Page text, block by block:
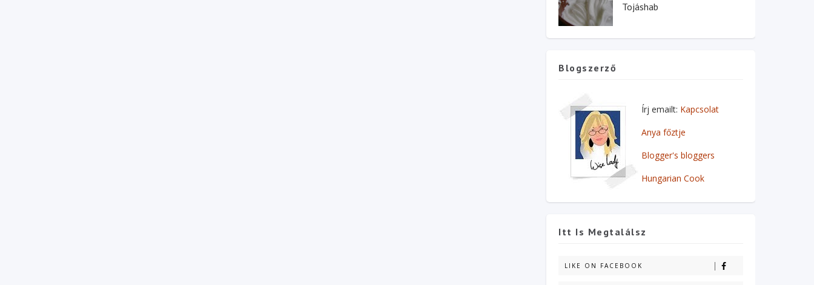
Tojáshab
Blogszerző
Írj emailt: Kapcsolat
Anya főztje
Blogger's bloggers
Hungarian Cook
Itt Is Megtalálsz
LIKE ON FACEBOOK